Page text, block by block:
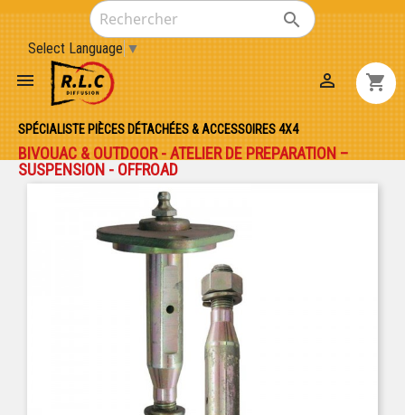

Select Language ▼
 shopping_cart

SPÉCIALISTE PIÈCES DÉTACHÉES & ACCESSOIRES 4X4
BIVOUAC & OUTDOOR - ATELIER DE PREPARATION –
SUSPENSION - OFFROAD